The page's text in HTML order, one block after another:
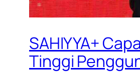
SAHIYYA+
Tinggi